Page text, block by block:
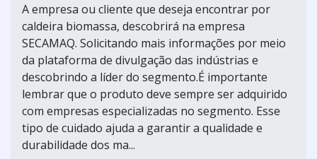
A empresa ou cliente que deseja encontrar por
caldeira biomassa, descobrirá na empresa
SECAMAQ. Solicitando mais informações por meio
da plataforma de divulgação das indústrias e
descobrindo a líder do segmento.É importante
lembrar que o produto deve sempre ser adquirido
com empresas especializadas no segmento. Esse
tipo de cuidado ajuda a garantir a qualidade e
durabilidade dos ma...